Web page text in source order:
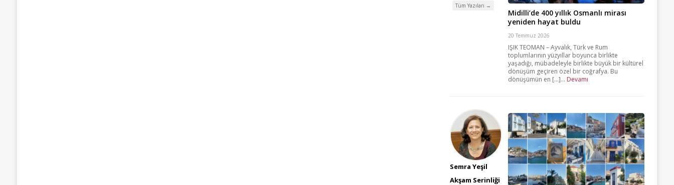
Tüm Yazıları →
Midilli’de 400 yıllık Osmanlı mirası
yeniden hayat buldu
20 Temmuz 2026
IŞIK TEOMAN – Ayvalık, Türk ve Rum
toplumlarının yüzyıllar boyunca birlikte
yaşadığı, mübadeleyle birlikte büyük bir kültürel
dönüşüm geçiren özel bir coğrafya. Bu
dönüşümün en [...]... Devamı
Semra Yeşil
Akşam Serinliği